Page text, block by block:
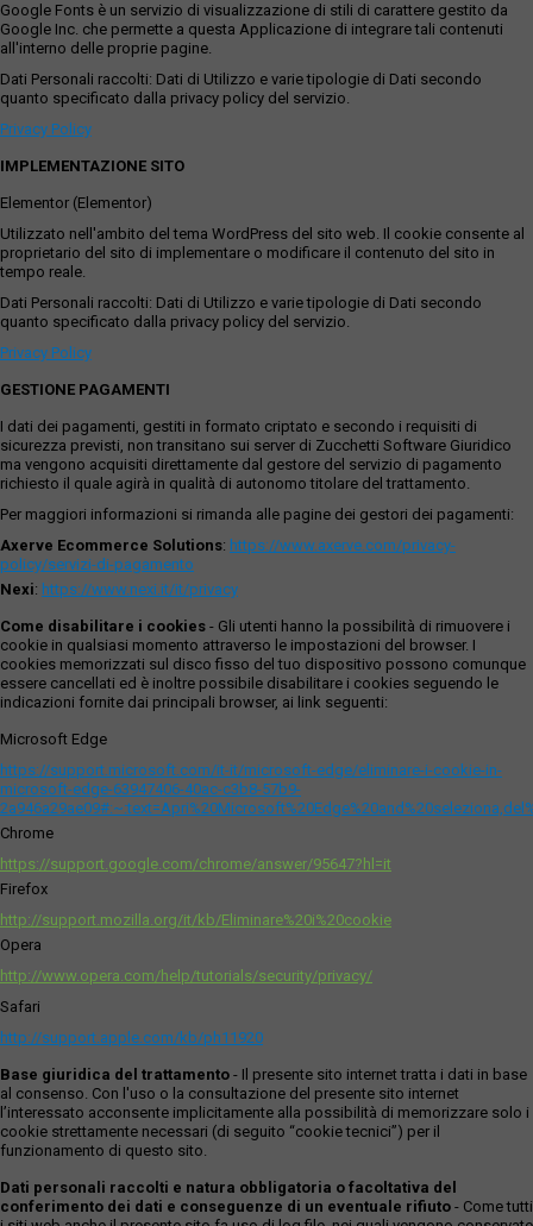
Google Fonts è un servizio di visualizzazione di stili di carattere gestito da
Google Inc. che permette a questa Applicazione di integrare tali contenuti
all'interno delle proprie pagine.
Dati Personali raccolti: Dati di Utilizzo e varie tipologie di Dati secondo
quanto specificato dalla privacy policy del servizio.
Privacy Policy
IMPLEMENTAZIONE SITO
Elementor (Elementor)
Utilizzato nell'ambito del tema WordPress del sito web. Il cookie consente al
proprietario del sito di implementare o modificare il contenuto del sito in
tempo reale.
Dati Personali raccolti: Dati di Utilizzo e varie tipologie di Dati secondo
quanto specificato dalla privacy policy del servizio.
Privacy Policy
GESTIONE PAGAMENTI
I dati dei pagamenti, gestiti in formato criptato e secondo i requisiti di
sicurezza previsti, non transitano sui server di Zucchetti Software Giuridico
ma vengono acquisiti direttamente dal gestore del servizio di pagamento
richiesto il quale agirà in qualità di autonomo titolare del trattamento.
Per maggiori informazioni si rimanda alle pagine dei gestori dei pagamenti:
Axerve Ecommerce Solutions: https://www.axerve.com/privacy-
policy/servizi-di-pagamento
Nexi: https://www.nexi.it/it/privacy
Come disabilitare i cookies - Gli utenti hanno la possibilità di rimuovere i
cookie in qualsiasi momento attraverso le impostazioni del browser. I
cookies memorizzati sul disco fisso del tuo dispositivo possono comunque
essere cancellati ed è inoltre possibile disabilitare i cookies seguendo le
indicazioni fornite dai principali browser, ai link seguenti:
Microsoft Edge
https://support.microsoft.com/it-it/microsoft-edge/eliminare-i-cookie-in-
microsoft-edge-63947406-40ac-c3b8-57b9-
Chrome
https://support.google.com/chrome/answer/95647?hl=it
Firefox
http://support.mozilla.org/it/kb/Eliminare%20i%20cookie
Opera
http://www.opera.com/help/tutorials/security/privacy/
Safari
http://support.apple.com/kb/ph11920
Base giuridica del trattamento - Il presente sito internet tratta i dati in base
al consenso. Con l'uso o la consultazione del presente sito internet
l’interessato acconsente implicitamente alla possibilità di memorizzare solo i
cookie strettamente necessari (di seguito “cookie tecnici”) per il
funzionamento di questo sito.
Dati personali raccolti e natura obbligatoria o facoltativa del
conferimento dei dati e conseguenze di un eventuale rifiuto - Come tutti